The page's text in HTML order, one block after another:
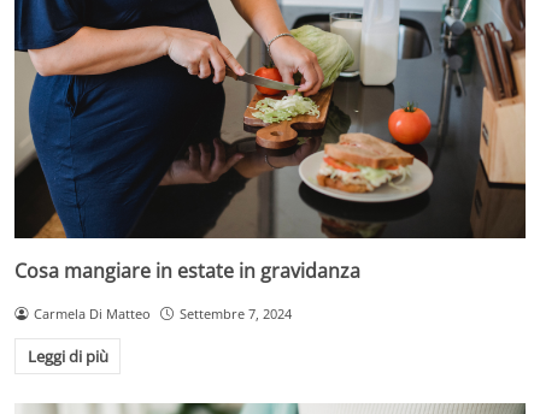
Cosa mangiare in estate in gravidanza
Carmela Di Matteo Settembre 7, 2024
Leggi di più